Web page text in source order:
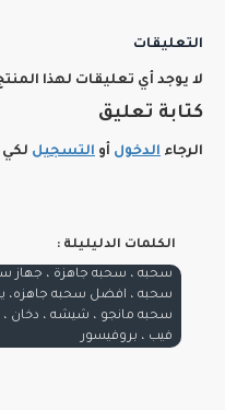
التعليقات
لا يوجد أي تعليقات لهذا
كتابة تعليق
الرجاء الدخول أو التسجيل لكي
الكلمات الدليليلة :
سحبه ، سحبه جاهزة ، جهاز
سحبه ، افضل سحبه جاهزه،
سحبه مانجو ، شيشه ، دخان
فيب ، بروفيسور